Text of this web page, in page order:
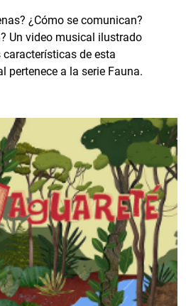
¿Cómo se comunican?
Un video musical ilustrado
de esta
pertenece a la serie Fauna.